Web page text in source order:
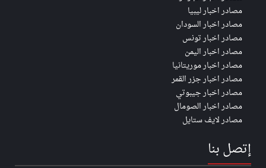
مصادر اخبار ليبيا
مصادر اخبار السودان
مصادر اخبار تونس
مصادر اخبار اليمن
مصادر اخبار موريتانيا
مصادر اخبار جزر القمر
مصادر اخبار جيبوتي
مصادر اخبار الصومال
مصادر لايف ستايل
إتصل بنا